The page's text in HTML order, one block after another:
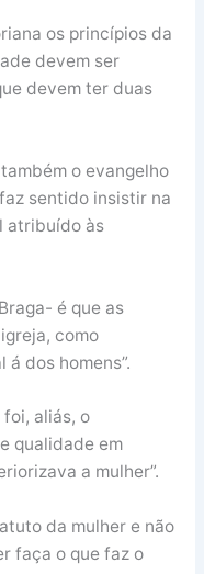
os princípios da
devem ser
devem ter duas
o evangelho
sentido insistir na
atribuído às
é que as
como
á dos homens”.
foi, aliás, o
qualidade em
a mulher”.
da mulher e não
faça o que faz o